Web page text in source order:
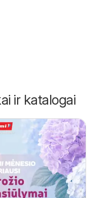
ir katalogai